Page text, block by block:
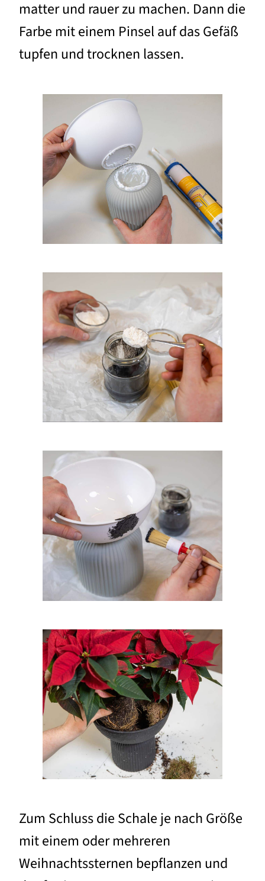
matter und rauer zu machen. Dann die
Farbe mit einem Pinsel auf das Gefäß
tupfen und trocknen lassen.
Zum Schluss die Schale je nach Größe
mit einem oder mehreren
Weihnachtssternen bepflanzen und